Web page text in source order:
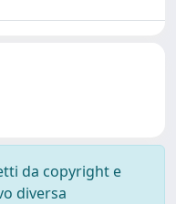
da copyright e
diversa